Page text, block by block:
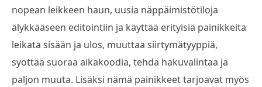
nopean leikkeen haun, uusia näppäimistötiloja
älykkääseen editointiin ja käyttää erityisiä painikkeita
leikata sisään ja ulos, muuttaa siirtymätyyppiä,
syöttää suoraa aikakoodia, tehdä hakuvalintaa ja
paljon muuta. Lisäksi nämä painikkeet tarjoavat myös